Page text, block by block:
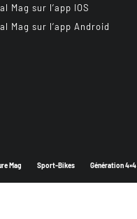
Mag sur l’app IOS
Mag sur l’app Android
Mag Sport-Bikes Génération 4×4